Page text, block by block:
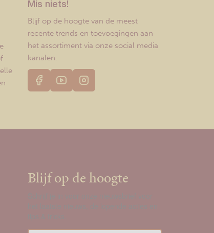
Mis niets!
Blijf op de hoogte van de meest
recente trends en toevoegingen aan
het assortiment via onze social media
kanalen.
Blijf op de hoogte